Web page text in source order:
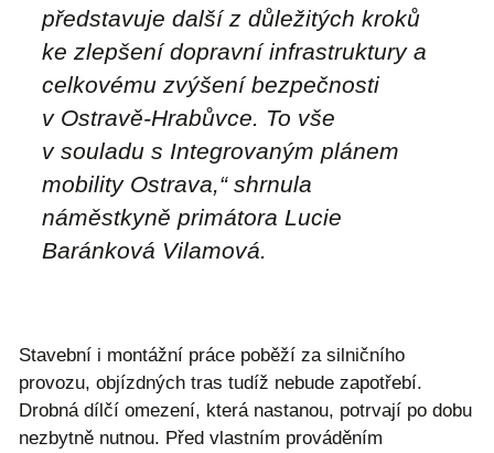
představuje další z důležitých kroků
ke zlepšení dopravní infrastruktury a
celkovému zvýšení bezpečnosti
v Ostravě-Hrabůvce. To vše
v souladu s Integrovaným plánem
mobility Ostrava,“ shrnula
náměstkyně primátora Lucie
Baránková Vilamová.
Stavební i montážní práce poběží za silničního
provozu, objízdných tras tudíž nebude zapotřebí.
Drobná dílčí omezení, která nastanou, potrvají po dobu
nezbytně nutnou. Před vlastním prováděním